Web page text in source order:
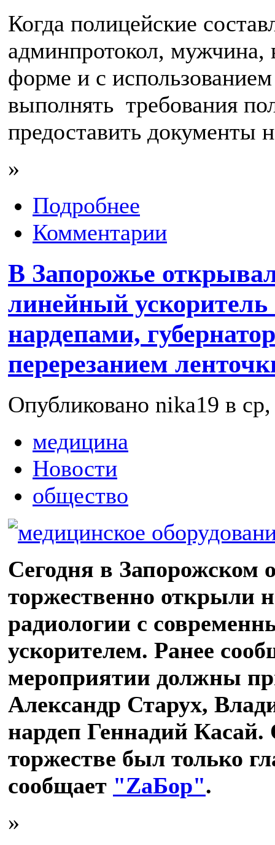
Когда полицейские
админпротокол,
форме и с
выполнять требования
предоставить документы
»
Подробнее
Комментарии
В Запорожье
линейный ускоритель
нардепами,
перерезанием
Опубликовано nika19 в
медицина
Новости
общество
Сегодня в Запорожском
торжественно открыли
радиологии с
ускорителем. Ранее
мероприятии должны
Александр Старух,
нардеп Геннадий Касай.
торжестве был только
сообщает "ZаБор".
»